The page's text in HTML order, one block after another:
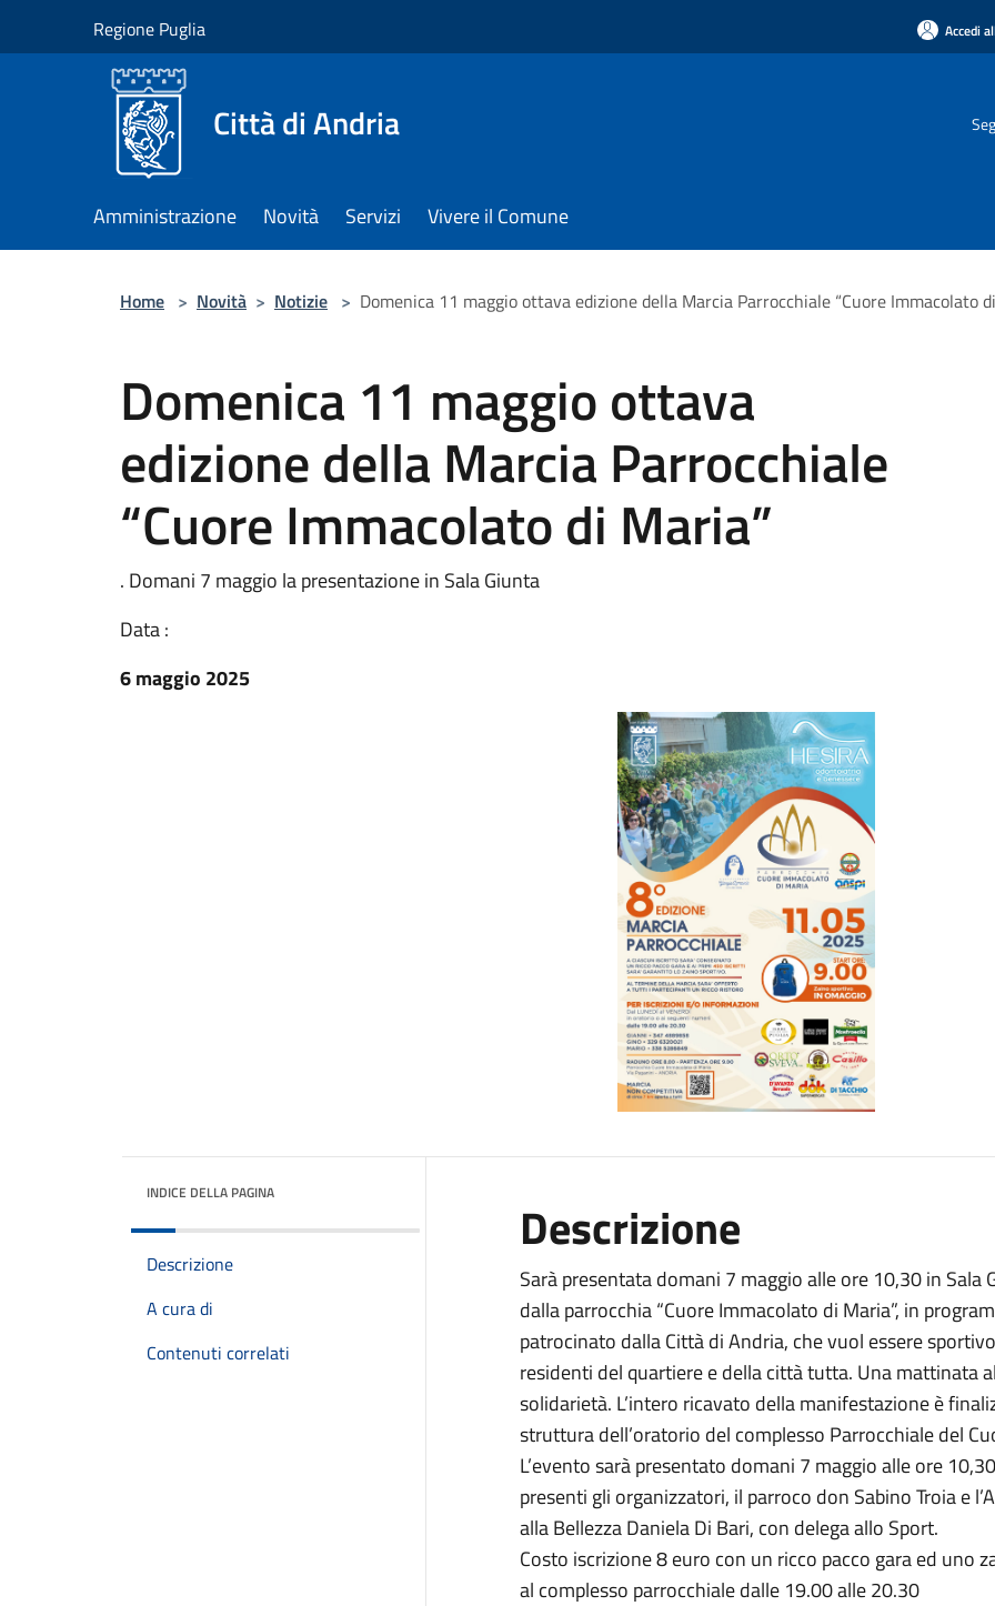
Regione Puglia Accedi
Città di Andria
Amministrazione Novità Servizi Vivere il Comune
Home > Novità > Notizie > Domenica 11 maggio ottava edizione della Marcia Parrocchiale “Cuore Immacolato
Domenica 11 maggio ottava
edizione della Marcia Parrocchiale
“Cuore Immacolato di Maria”
. Domani 7 maggio la presentazione in Sala Giunta
Data :
6 maggio 2025
INDICE DELLA PAGINA
Descrizione
A cura di
Contenuti correlati
Descrizione
Sarà presentata domani 7 maggio alle ore 10,30 in
dalla parrocchia “Cuore Immacolato di Maria”, in
patrocinato dalla Città di Andria, che vuol essere
residenti del quartiere e della città tutta. Una mattinata
solidarietà. L’intero ricavato della manifestazione è
struttura dell’oratorio del complesso Parrocchiale del
L’evento sarà presentato domani 7 maggio alle ore
presenti gli organizzatori, il parroco don Sabino Troia e
alla Bellezza Daniela Di Bari, con delega allo Sport.
Costo iscrizione 8 euro con un ricco pacco gara ed uno
al complesso parrocchiale dalle 19.00 alle 20.30